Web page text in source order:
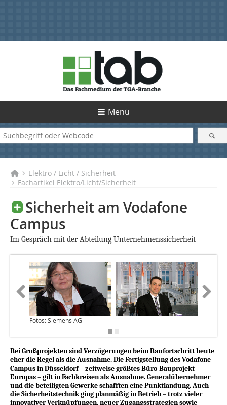
Menü
Elektro / Licht / Sicherheit
Fachartikel Elektro/Licht/Sicherheit
Sicherheit am Vodafone
Campus
Im Gespräch mit der Abteilung Unternehmenssicherheit
Fotos: Siemens AG
Bei Großprojekten sind Verzögerungen beim Baufortschritt heute
eher die Regel als die Ausnahme. Die Fertigstellung des Vodafone-
Campus in Düsseldorf – zeitweise größtes Büro-Bauprojekt
Europas – gilt in Fachkreisen als Ausnahme. Generalübernehmer
und die beteiligten Gewerke schafften eine Punktlandung. Auch
die Sicherheitstechnik ging planmäßig in Betrieb – trotz vieler
innovativer Verknüpfungen, neuer Zugangsstrategien sowie